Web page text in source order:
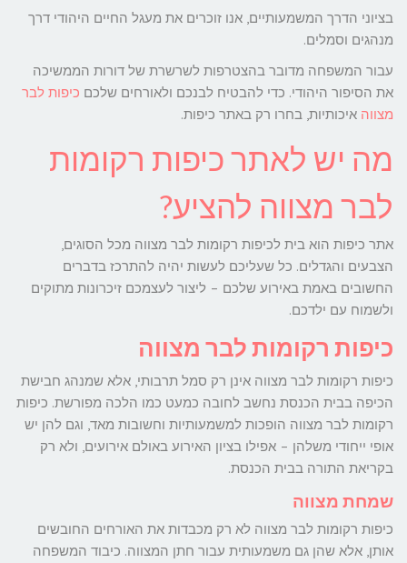
בציוני הדרך המשמעותיים, אנו זוכרים את מעגל החיים היהודי דרך
מנהגים וסמלים.
עבור המשפחה מדובר בהצטרפות לשרשרת של דורות הממשיכה
את הסיפור היהודי. כדי להבטיח לבנכם ולאורחים שלכם כיפות לבר
מצווה איכותיות, בחרו רק באתר כיפות.
מה יש לאתר כיפות רקומות
לבר מצווה להציע?
אתר כיפות הוא בית לכיפות רקומות לבר מצווה מכל הסוגים,
הצבעים והגדלים. כל שעליכם לעשות יהיה להתרכז בדברים
החשובים באמת באירוע שלכם – ליצור לעצמכם זיכרונות מתוקים
ולשמוח עם ילדכם.
כיפות רקומות לבר מצווה
כיפות רקומות לבר מצווה אינן רק סמל תרבותי, אלא שמנהג חבישת
הכיפה בבית הכנסת נחשב לחובה כמעט כמו הלכה מפורשת. כיפות
רקומות לבר מצווה הופכות למשמעותיות וחשובות מאד, וגם להן יש
אופי ייחודי משלהן – אפילו בציון האירוע באולם אירועים, ולא רק
בקריאת התורה בבית הכנסת.
שמחת מצווה
כיפות רקומות לבר מצווה לא רק מכבדות את האורחים החובשים
אותן, אלא שהן גם משמעותית עבור חתן המצווה. כיבוד המשפחה